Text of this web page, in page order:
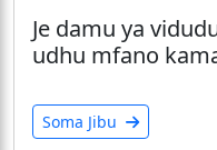
Je damu ya
udhu mfano
Soma Jibu